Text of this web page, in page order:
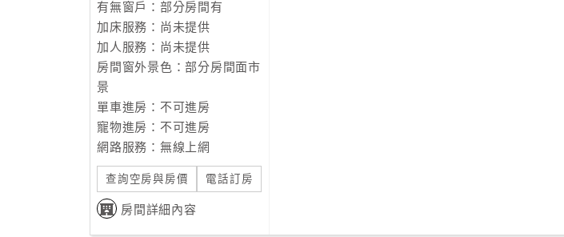
有無窗戶：部分房間有
加床服務：尚未提供
加人服務：尚未提供
房間窗外景色：部分房間面市
景
單車進房：不可進房
寵物進房：不可進房
網路服務：無線上網
查詢空房與房價 電話訂房
房間詳細內容